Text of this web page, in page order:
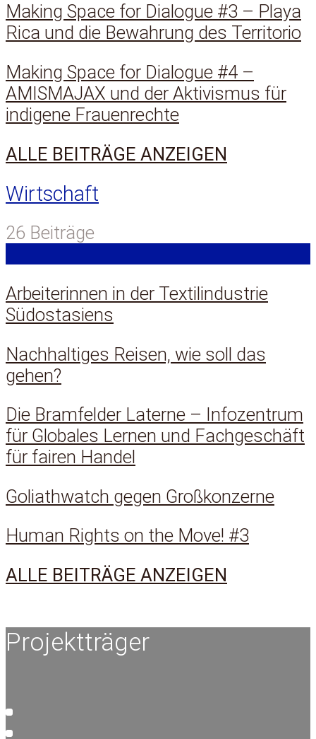
Making Space for Dialogue #3 – Playa
Rica und die Bewahrung des Territorio
Making Space for Dialogue #4 –
AMISMAJAX und der Aktivismus für
indigene Frauenrechte
ALLE BEITRÄGE ANZEIGEN
Wirtschaft
26 Beiträge
Arbeiterinnen in der Textilindustrie
Südostasiens
Nachhaltiges Reisen, wie soll das
gehen?
Die Bramfelder Laterne – Infozentrum
für Globales Lernen und Fachgeschäft
für fairen Handel
Goliathwatch gegen Großkonzerne
Human Rights on the Move! #3
ALLE BEITRÄGE ANZEIGEN
Projektträger